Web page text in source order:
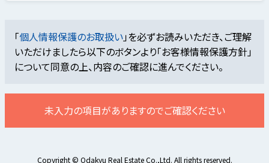
「個人情報保護のお取扱い」を必ずお読みいただき、ご理解
いただけましたら以下のボタンより「お客様情報保護方針」
について同意の上、内容のご確認に進んでください。
未入力の項目がありますのでご確認ください
Copyright © Odakyu Real Estate Co.,Ltd. All rights reserved.